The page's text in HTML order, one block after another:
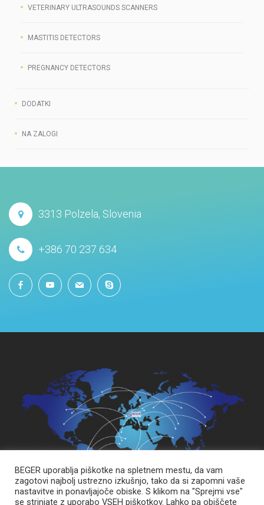
VETERINARY ULTRASOUNDS SCANNERS
MASTITIS DETECTORS
PREGNANCY DETECTORS
DODATKI
NA ZALOGI
3313 Polzela, Slovenia
+386 70 237 634
BEGER uporablja piškotke na spletnem mestu, da vam
zagotovi najbolj ustrezno izkušnjo, tako da si zapomni vaše
nastavitve in ponavljajoče obiske. S klikom na "Sprejmi vse"
se strinjate z uporabo VSEH piškotkov. Lahko pa obiščete